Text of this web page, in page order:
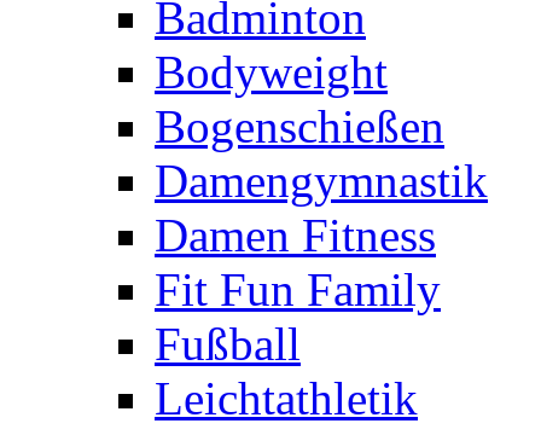
Badminton
Bodyweight
Bogenschießen
Damengymnastik
Damen Fitness
Fit Fun Family
Fußball
Leichtathletik